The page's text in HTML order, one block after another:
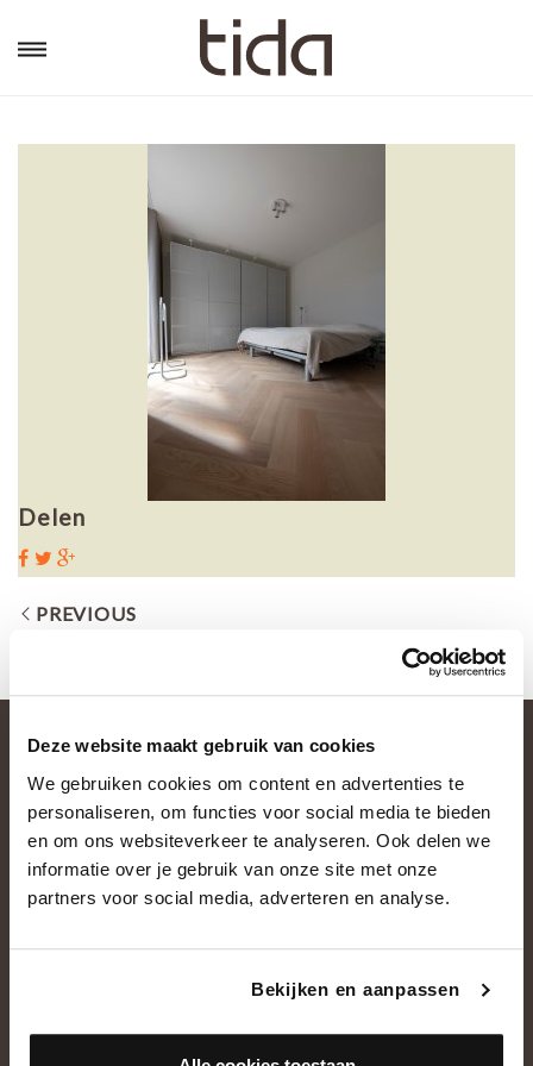
Deze website maakt gebruik van cookies
We gebruiken cookies om content en advertenties te
personaliseren, om functies voor social media te bieden
en om ons websiteverkeer te analyseren. Ook delen we
informatie over je gebruik van onze site met onze
partners voor social media, adverteren en analyse.
Bekijken en aanpassen
Delen
PREVIOUS